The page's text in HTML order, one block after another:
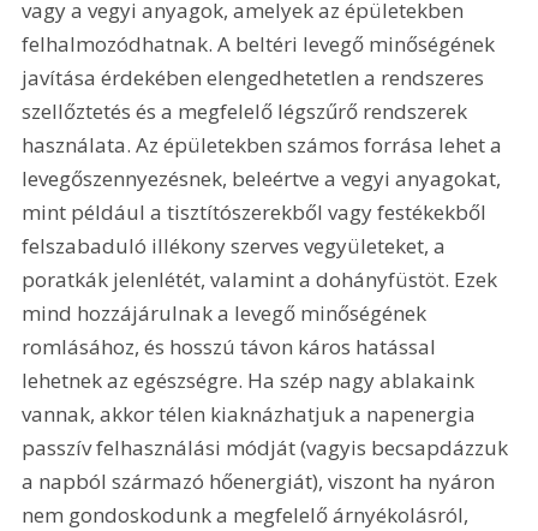
vagy a vegyi anyagok, amelyek az épületekben
felhalmozódhatnak. A beltéri levegő minőségének
javítása érdekében elengedhetetlen a rendszeres
szellőztetés és a megfelelő légszűrő rendszerek
használata. Az épületekben számos forrása lehet a
levegőszennyezésnek, beleértve a vegyi anyagokat,
mint például a tisztítószerekből vagy festékekből
felszabaduló illékony szerves vegyületeket, a
poratkák jelenlétét, valamint a dohányfüstöt. Ezek
mind hozzájárulnak a levegő minőségének
romlásához, és hosszú távon káros hatással
lehetnek az egészségre. Ha szép nagy ablakaink
vannak, akkor télen kiaknázhatjuk a napenergia
passzív felhasználási módját (vagyis becsapdázzuk
a napból származó hőenergiát), viszont ha nyáron
nem gondoskodunk a megfelelő árnyékolásról,